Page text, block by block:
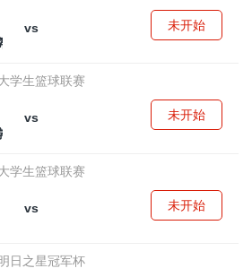
vs
耳04勒沃库森U17
未开始
学生篮球联赛
vs
未开始
学生篮球联赛
vs
未开始
日之星冠军杯